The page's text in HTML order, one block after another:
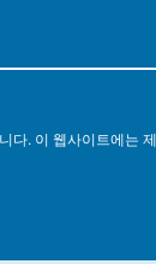
다. 이 웹사이트에는